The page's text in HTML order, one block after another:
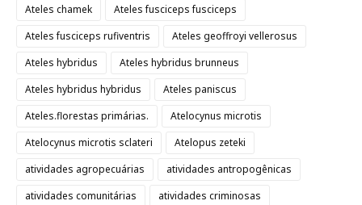
Ateles chamek
Ateles fusciceps fusciceps
Ateles fusciceps rufiventris
Ateles geoffroyi vellerosus
Ateles hybridus
Ateles hybridus brunneus
Ateles hybridus hybridus
Ateles paniscus
Ateles.florestas primárias.
Atelocynus microtis
Atelocynus microtis sclateri
Atelopus zeteki
atividades agropecuárias
atividades antropogênicas
atividades comunitárias
atividades criminosas